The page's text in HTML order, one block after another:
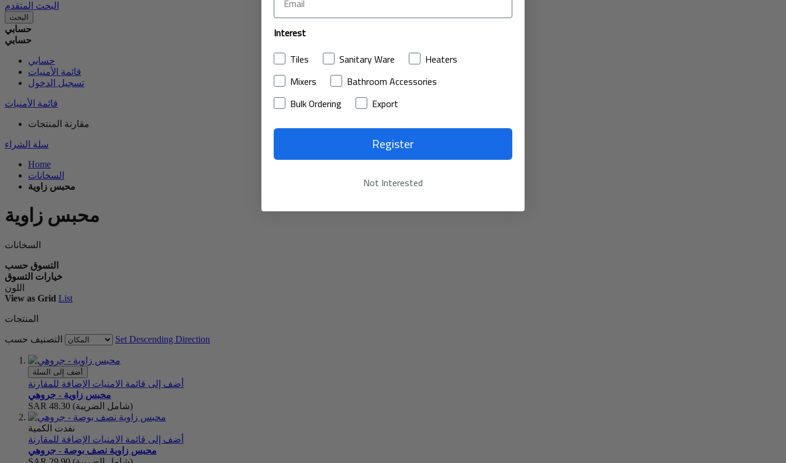
البحث المتقدم
البحث
حسابي
حسابي
حسابي
قائمة الأمنيات
تسجيل الدخول
قائمة الأمنيات
مقارنة المنتجات
سلة الشراء
Home
السخانات
محبس زاوية
محبس زاوية
السخانات
التسوق حسب
خيارات التسوق
اللون
View as Grid List
المنتجات
التصنيف حسب Set Descending Direction
أضف إلى السلة
أضف إلى قائمة الامنيات الإضافة للمقارنة
محبس زاوية - جروهي
SAR 48.30
(شامل الضريبة)
نفدت الكمية
أضف إلى قائمة الامنيات الإضافة للمقارنة
محبس زاوية نصف بوصة - جروهي
Interest
Tiles
Sanitary Ware
Heaters
Mixers
Bathroom Accessories
Bulk Ordering
Export
Register
Not Interested